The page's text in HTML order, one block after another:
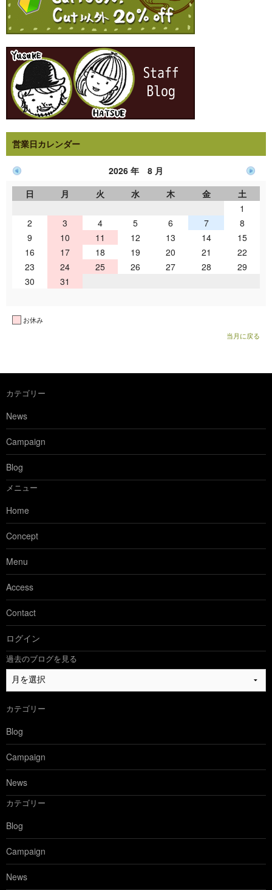
営業日カレンダー
2026 年 8 月
日
月 火 水 木 金
土
1
2
3 4 5 6 7
8
9
10 11 12 13 14
15
16
17 18 19 20 21
22
23
24 25 26 27 28
29
30
31
お休み
当月に戻る
カテゴリー
News
Campaign
Blog
メニュー
Home
Concept
Menu
Access
Contact
ログイン
過去のブログを見る
過
去
ブ
ロ
グ
を
見
る
カテゴリー
Blog
Campaign
News
カテゴリー
Blog
Campaign
News